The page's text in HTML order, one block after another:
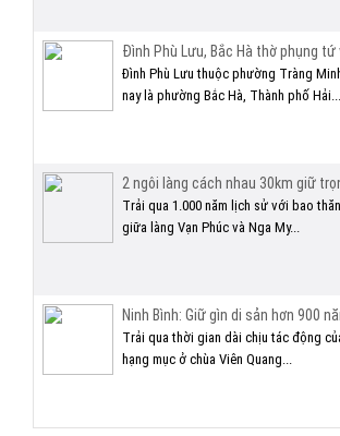
Đình Phù Lưu, Bắc Hà thờ phụng tứ
Đình Phù Lưu thuộc phường Tràng
nay là phường Bắc Hà, Thành phố Hải...
2 ngôi làng cách nhau 30km giữ
Trải qua 1.000 năm lịch sử với bao
giữa làng Vạn Phúc và Nga My...
Ninh Bình: Giữ gìn di sản hơn 900
Trải qua thời gian dài chịu tác động
hạng mục ở chùa Viên Quang...